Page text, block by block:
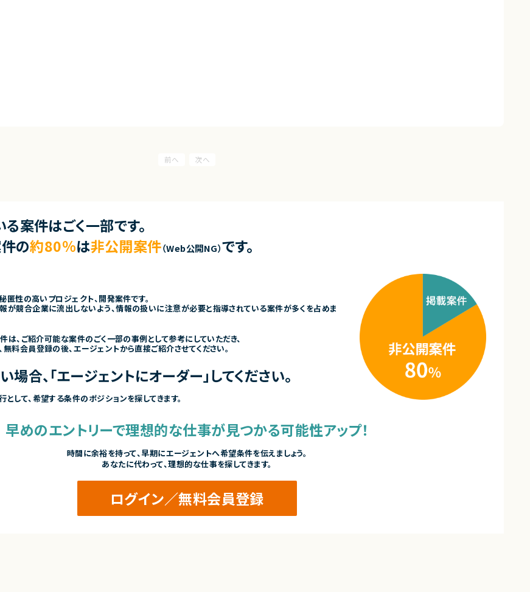
案件はごく一部です。
の約80％は非公開案件（Web公開NG）です。
性の高いプロジェクト、開発案件です。
が競合企業に流出しないよう、情報の扱いに注意が必要と指導されている案件が多くを占めま
、ご紹介可能な案件のごく一部の事例として参考にしていただき、
料会員登録の後、エージェントから直接ご紹介させてください。
合、「エージェントにオーダー」してください。
して、希望する条件のポジションを探してきます。
早めのエントリーで理想的な仕事が見つかる可能性アップ！
時間に余裕を持って、早期にエージェントへ希望条件を伝えましょう。
あなたに代わって、理想的な仕事を探してきます。
ログイン／無料会員登録